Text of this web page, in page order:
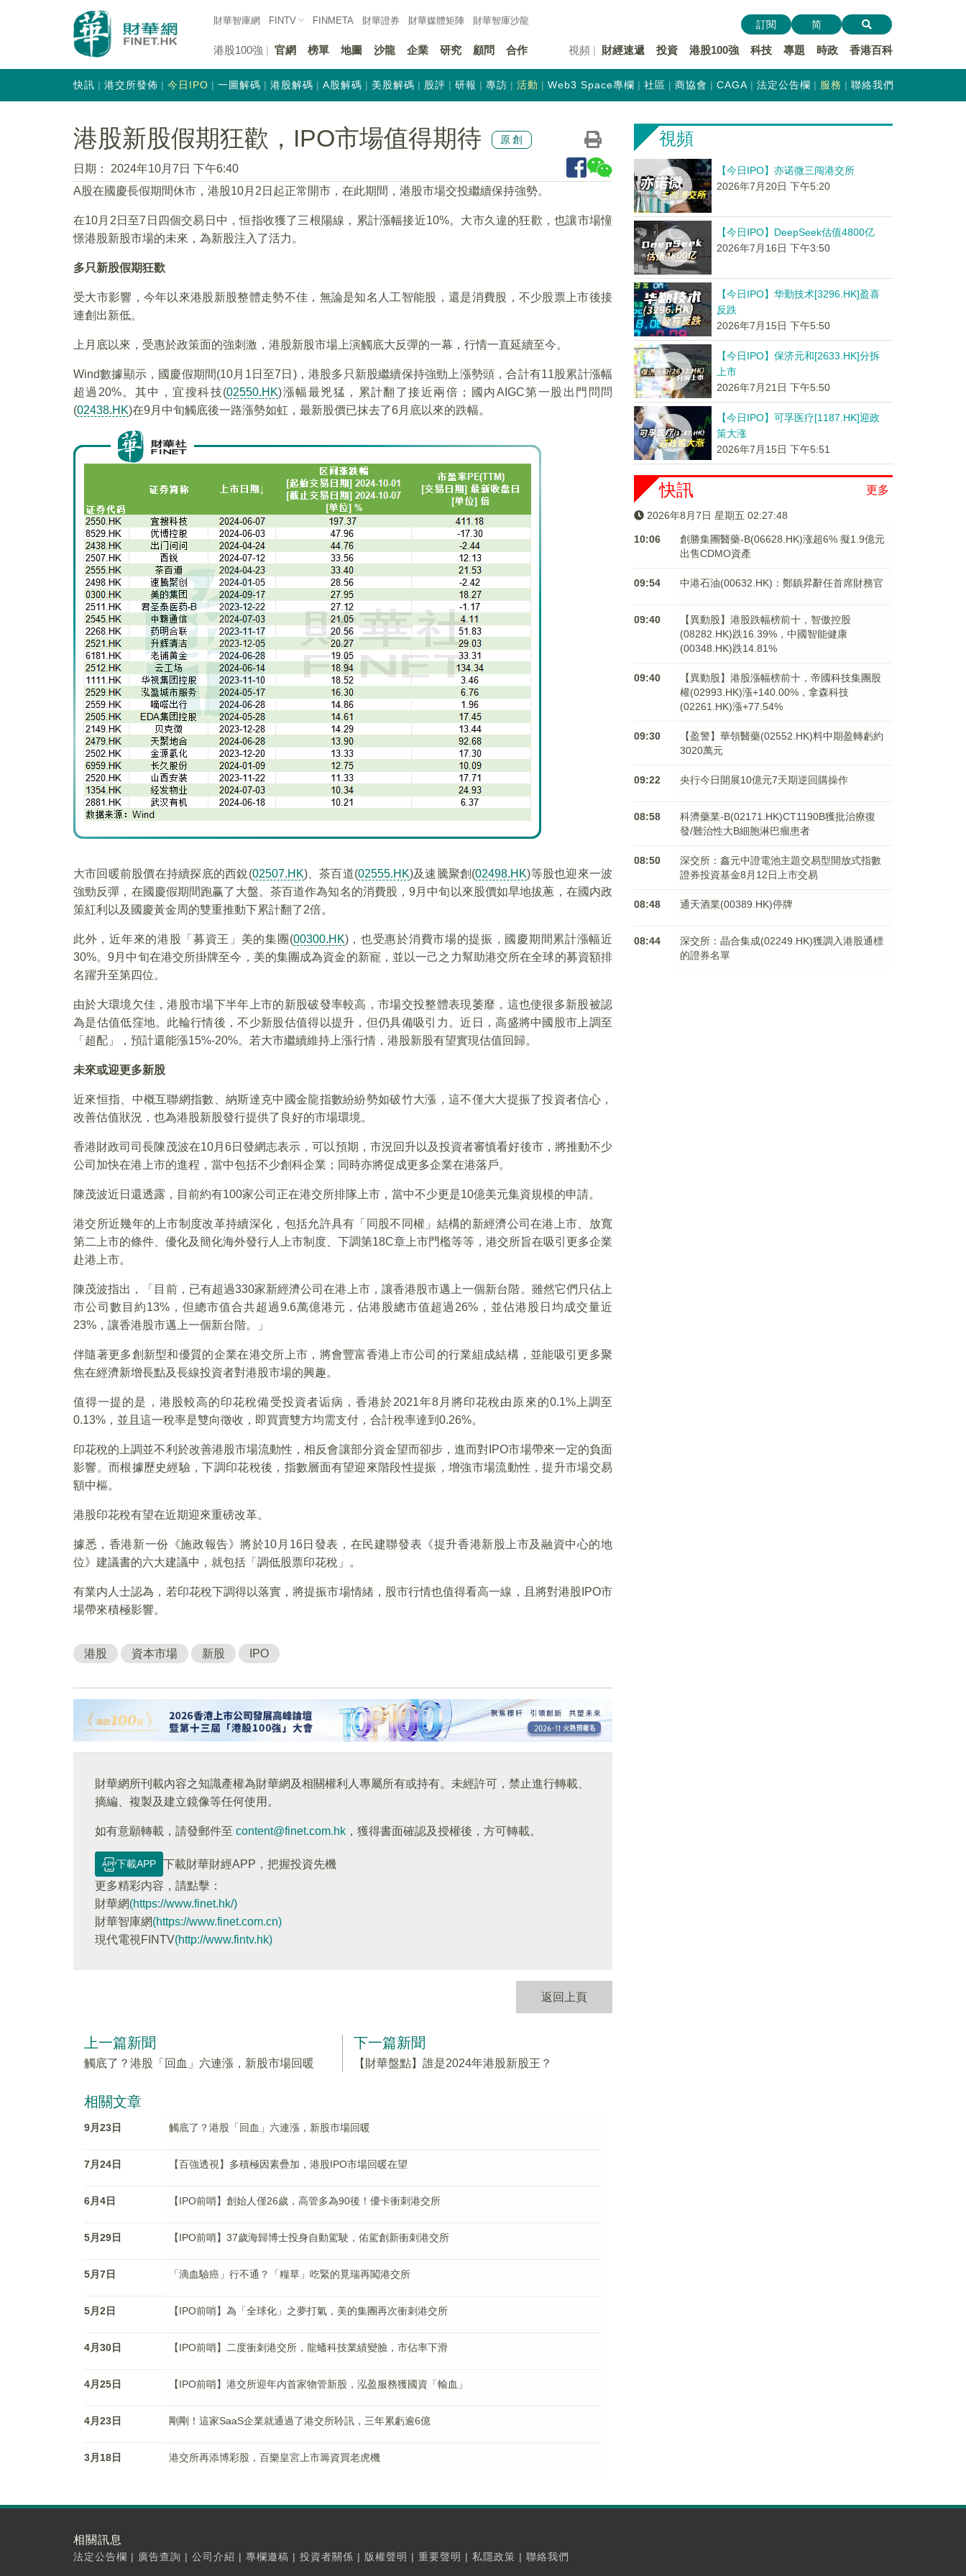
財華智庫網 FINTV FINMETA 財華證券 財華媒體矩陣 財華智庫沙龍
港股100強 官網 榜單 地圖 沙龍 企業 研究 顧問 合作 視頻 財經速遞 投資 港股100強 科技 專題 時政 香港百科
訂閱 简
快訊 港交所發佈 今日IPO 一圖解碼 港股解碼 A股解碼 美股解碼 股評 研報 專訪 活動 Web3 Space專欄 社區 商協會 CAGA 法定公告欄 服務 聯絡我們
港股新股假期狂歡，IPO市場值得期待 原創
日期：
2024年10月7日 下午6:40
A股在國慶長假期間休市，港股10月2日起正常開市，在此期間，港股市場交投繼續保持強勢。
在10月2日至7日四個交易日中，恒指收獲了三根陽線，累計漲幅接近10%。大市久違的狂歡，也讓市場憧
憬港股新股市場的未來，為新股注入了活力。
多只新股假期狂歡
受大市影響，今年以來港股新股整體走勢不佳，無論是知名人工智能股，還是消費股，不少股票上市後接
連創出新低。
上月底以來，受惠於政策面的強刺激，港股新股市場上演觸底大反彈的一幕，行情一直延續至今。
Wind數據顯示，國慶假期間(10月1日至7日)，港股多只新股繼續保持強勁上漲勢頭，合計有11股累計漲幅
超過20%。其中，宜搜科技(02550.HK)漲幅最兇猛，累計翻了接近兩倍；國内AIGC第一股出門問問
(02438.HK)在9月中旬觸底後一路漲勢如虹，最新股價已抹去了6月底以來的跌幅。
大市回暖前股價在持續探底的西銳(02507.HK)、茶百道(02555.HK)及速騰聚創(02498.HK)等股也迎來一波
強勁反彈，在國慶假期間跑赢了大盤。茶百道作為知名的消費股，9月中旬以來股價如旱地拔蔥，在國内政
策紅利以及國慶黃金周的雙重推動下累計翻了2倍。
此外，近年來的港股「募資王」美的集團(00300.HK)，也受惠於消費市場的提振，國慶期間累計漲幅近
30%。9月中旬在港交所掛牌至今，美的集團成為資金的新寵，並以一己之力幫助港交所在全球的募資額排
名躍升至第四位。
由於大環境欠佳，港股市場下半年上市的新股破發率較高，市場交投整體表現萎靡，這也使很多新股被認
為是估值低窪地。此輪行情後，不少新股估值得以提升，但仍具備吸引力。近日，高盛將中國股市上調至
「超配」，預計還能漲15%-20%。若大市繼續維持上漲行情，港股新股有望實現估值回歸。
未來或迎更多新股
近來恒指、中概互聯網指數、納斯達克中國金龍指數紛紛勢如破竹大漲，這不僅大大提振了投資者信心，
改善估值狀況，也為港股新股發行提供了良好的市場環境。
香港財政司司長陳茂波在10月6日發網志表示，可以預期，市況回升以及投資者審慎看好後市，將推動不少
公司加快在港上市的進程，當中包括不少創科企業；同時亦將促成更多企業在港落戶。
陳茂波近日還透露，目前約有100家公司正在港交所排隊上市，當中不少更是10億美元集資規模的申請。
港交所近幾年的上市制度改革持續深化，包括允許具有「同股不同權」結構的新經濟公司在港上市、放寬
第二上市的條件、優化及簡化海外發行人上市制度、下調第18C章上市門檻等等，港交所旨在吸引更多企業
赴港上市。
陳茂波指出，「目前，已有超過330家新經濟公司在港上市，讓香港股市邁上一個新台階。雖然它們只佔上
市公司數目約13%，但總市值合共超過9.6萬億港元，佔港股總市值超過26%，並佔港股日均成交量近
23%，讓香港股市邁上一個新台階。」
伴隨著更多創新型和優質的企業在港交所上市，將會豐富香港上市公司的行業組成結構，並能吸引更多聚
焦在經濟新增長點及長線投資者對港股市場的興趣。
值得一提的是，港股較高的印花稅備受投資者诟病，香港於2021年8月將印花稅由原來的0.1%上調至
0.13%，並且這一稅率是雙向徵收，即買賣雙方均需支付，合計稅率達到0.26%。
印花稅的上調並不利於改善港股市場流動性，相反會讓部分資金望而卻步，進而對IPO市場帶來一定的負面
影響。而根據歷史經驗，下調印花稅後，指數層面有望迎來階段性提振，增強市場流動性，提升市場交易
額中樞。
港股印花稅有望在近期迎來重磅改革。
據悉，香港新一份《施政報告》將於10月16日發表，在民建聯發表《提升香港新股上市及融資中心的地
位》建議書的六大建議中，就包括「調低股票印花稅」。
有業内人士認為，若印花稅下調得以落實，將提振市場情緒，股市行情也值得看高一線，且將對港股IPO市
場帶來積極影響。
港股 資本市場 新股 IPO
財華網所刊載內容之知識產權為財華網及相關權利人專屬所有或持有。未經許可，禁止進行轉載、
摘編、複製及建立鏡像等任何使用。
如有意願轉載，請發郵件至 content@finet.com.hk ，獲得書面確認及授權後，方可轉載。
下載APP
下載財華財經APP，把握投資先機
更多精彩内容，請點擊：
財華網(https://www.finet.hk/)
財華智庫網(https://www.finet.com.cn)
現代電視FINTV(http://www.fintv.hk)
返回上頁
上一篇新聞
觸底了？港股「回血」六連漲，新股市場回暖
下一篇新聞
【財華盤點】誰是2024年港股新股王？
相關文章
9月23日 觸底了？港股「回血」六連漲，新股市場回暖
7月24日 【百強透視】多積極因素疊加，港股IPO市場回暖在望
6月4日 【IPO前哨】創始人僅26歲，高管多為90後！優卡衝刺港交所
5月29日 【IPO前哨】37歲海歸博士投身自動駕駛，佑駕創新衝刺港交所
5月7日 「滴血驗癌」行不通？「糧草」吃緊的覓瑞再闖港交所
5月2日 【IPO前哨】為「全球化」之夢打氣，美的集團再次衝刺港交所
4月30日 【IPO前哨】二度衝刺港交所，龍蟠科技業績變臉，市佔率下滑
4月25日 【IPO前哨】港交所迎年内首家物管新股，泓盈服務獲國資「輸血」
4月23日 剛剛！這家SaaS企業就通過了港交所聆訊，三年累虧逾6億
3月18日 港交所再添博彩股，百樂皇宮上市籌資買老虎機
視頻
【今日IPO】亦诺微三闯港交所
2026年7月20日 下午5:20
【今日IPO】DeepSeek估值4800亿
2026年7月16日 下午3:50
【今日IPO】华勤技术[3296.HK]盈喜
反跌
2026年7月15日 下午5:50
【今日IPO】保济元和[2633.HK]分拆
上市
2026年7月21日 下午5:50
【今日IPO】可孚医疗[1187.HK]迎政
策大涨
2026年7月15日 下午5:51
更多
快訊
2026年8月7日 星期五 02:27:49
10:06
創勝集團醫藥-B(06628.HK)涨超6% 擬1.9億元
出售CDMO資產
09:54 中港石油(00632.HK)：鄭鎮昇辭任首席財務官
09:40
【異動股】港股跌幅榜前十，智傲控股
(08282.HK)跌16.39%，中國智能健康
(00348.HK)跌14.81%
09:40
【異動股】港股漲幅榜前十，帝國科技集團股
權(02993.HK)漲+140.00%，拿森科技
(02261.HK)漲+77.54%
09:30
【盈警】華領醫藥(02552.HK)料中期盈轉虧約
3020萬元
09:22 央行今日開展10億元7天期逆回購操作
08:58
科濟藥業-B(02171.HK)CT1190B獲批治療復
發/難治性大B細胞淋巴瘤患者
08:50
深交所：鑫元中證電池主題交易型開放式指數
證券投資基金8月12日上市交易
08:48 通天酒業(00389.HK)停牌
08:44
深交所：晶合集成(02249.HK)獲調入港股通標
的證券名單
相關訊息
法定公告欄 | 廣告查詢 | 公司介紹 | 專欄邀稿 | 投資者關係 | 版權聲明 | 重要聲明 | 私隱政策 | 聯絡我們